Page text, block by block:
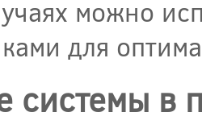
можно
для
системы в